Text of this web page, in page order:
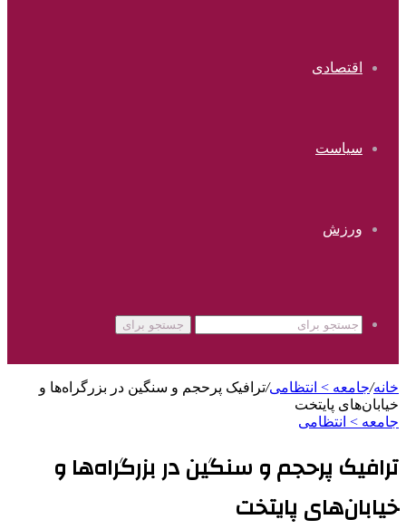
اقتصادی
سیاست
ورزش
جستجو برای
خانه/جامعه > انتظامی/ترافیک پرحجم و سنگین در بزرگراه‌ها و
خیابان‌های پایتخت
جامعه > انتظامی
ترافیک پرحجم و سنگین در بزرگراه‌ها و
خیابان‌های پایتخت